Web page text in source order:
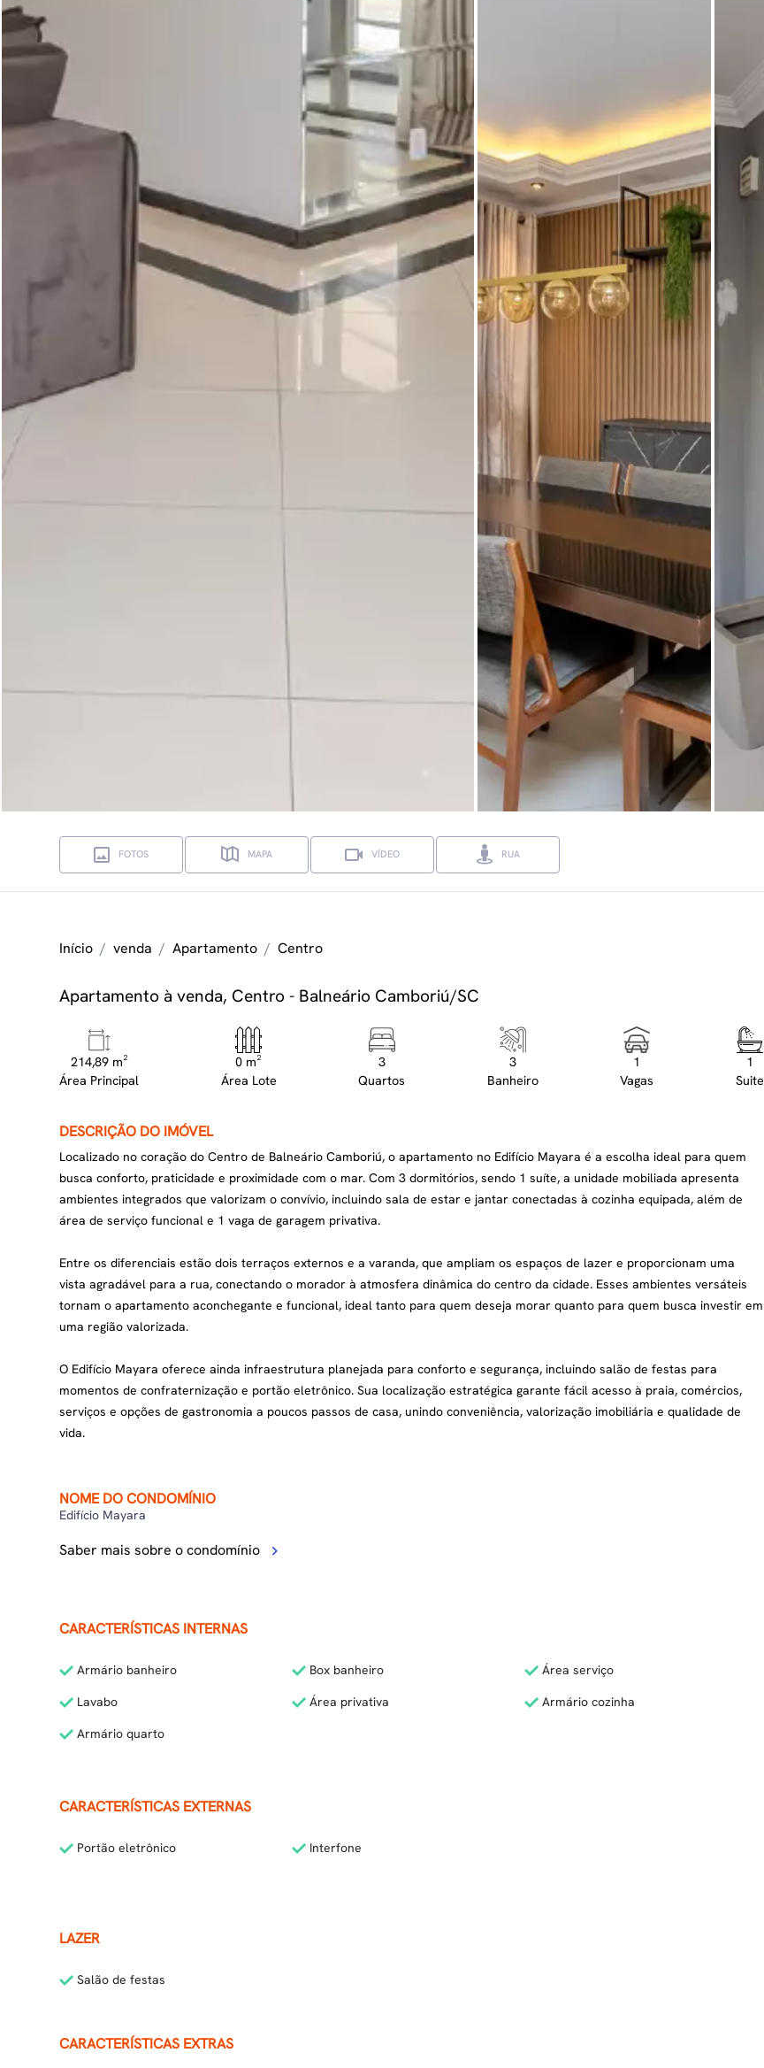
FOTOS MAPA VÍDEO RUA
Início venda Apartamento Centro
Apartamento à venda, Centro - Balneário Camboriú/SC
214,89 m²
Área Principal
0 m²
Área Lote
3
Quartos
3
Banheiro
1
Vagas
1
Suite
DESCRIÇÃO DO IMÓVEL
Localizado no coração do Centro de Balneário Camboriú, o apartamento no Edifício Mayara é a escolha ideal para quem
busca conforto, praticidade e proximidade com o mar. Com 3 dormitórios, sendo 1 suíte, a unidade mobiliada apresenta
ambientes integrados que valorizam o convívio, incluindo sala de estar e jantar conectadas à cozinha equipada, além de
área de serviço funcional e 1 vaga de garagem privativa.
Entre os diferenciais estão dois terraços externos e a varanda, que ampliam os espaços de lazer e proporcionam uma
vista agradável para a rua, conectando o morador à atmosfera dinâmica do centro da cidade. Esses ambientes versáteis
tornam o apartamento aconchegante e funcional, ideal tanto para quem deseja morar quanto para quem busca investir em
uma região valorizada.
O Edifício Mayara oferece ainda infraestrutura planejada para conforto e segurança, incluindo salão de festas para
momentos de confraternização e portão eletrônico. Sua localização estratégica garante fácil acesso à praia, comércios,
serviços e opções de gastronomia a poucos passos de casa, unindo conveniência, valorização imobiliária e qualidade de
vida.
NOME DO CONDOMÍNIO
Edifício Mayara
Saber mais sobre o condomínio
CARACTERÍSTICAS INTERNAS
Armário banheiro Box banheiro
Área serviço
Lavabo
Área privativa
Armário cozinha
Armário quarto
CARACTERÍSTICAS EXTERNAS
Portão eletrônico Interfone
LAZER
Salão de festas
CARACTERÍSTICAS EXTRAS